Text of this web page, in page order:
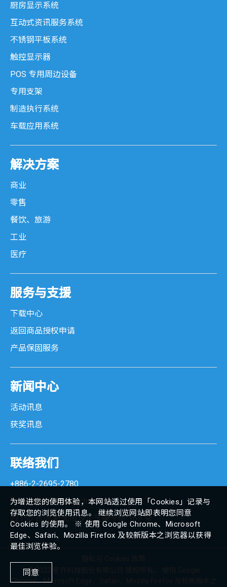
厨房显示系统
互动式资讯服务系统
不锈钢平板系统
触控显示器
POS 专用周边设备
专用支架
制造执行系统
车载应用系统
解决方案
商业
零售
餐饮、旅游
工业
医疗
服务与支援
下载中心
返回商品授权申请
产品保固服务
新闻中心
活动讯息
获奖讯息
联络我们
+886-2-2695-2780
marketing@senortech.com
22150 台湾 新北市汐止区康宁街 165 号
© 2022 星乔科技股份有限公司 版权所有。 使用 Google
Chrome、Microsoft Edge、Safari、Mozilla Firefox 及较新版本之
同意
为增进您的使用体验，本网站透过使用「Cookies」记录与
存取您的浏览使用讯息。 继续浏览网站即表明您同意
Cookies 的使用。 ※ 使用 Google Chrome、Microsoft
Edge、Safari、Mozilla Firefox 及较新版本之浏览器以获得
最佳浏览体验。